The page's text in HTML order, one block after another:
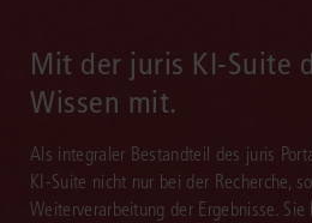
Mit der juris KI-Suite
Wissen mit.
Als integraler Bestandteil des juris
KI-Suite nicht nur bei der Recherche,
Weiterverarbeitung der Ergebnisse.